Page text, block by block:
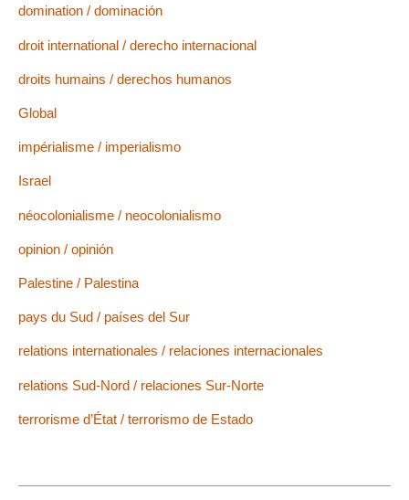
domination / dominación
droit international / derecho internacional
droits humains / derechos humanos
Global
impérialisme / imperialismo
Israel
néocolonialisme / neocolonialismo
opinion / opinión
Palestine / Palestina
pays du Sud / países del Sur
relations internationales / relaciones internacionales
relations Sud-Nord / relaciones Sur-Norte
terrorisme d’État / terrorismo de Estado